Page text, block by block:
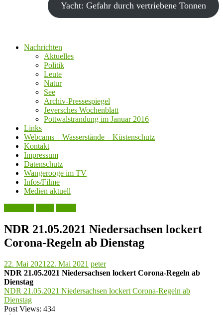
Yacht: Gefahr durch vertriebene Tonnen
Nachrichten
Aktuelles
Politik
Leute
Natur
See
Archiv-Pressespiegel
Jeversches Wochenblatt
Pottwalstrandung im Januar 2016
Links
Webcams – Wasserstände – Küstenschutz
Kontakt
Impressum
Datenschutz
Wangerooge im TV
Infos/Filme
Medien aktuell
NDR 21.05.2021 Niedersachsen lockert
Corona-Regeln ab Dienstag
22. Mai 2021 22. Mai 2021 peter
NDR 21.05.2021 Niedersachsen lockert Corona-Regeln ab
Dienstag
NDR 21.05.2021 Niedersachsen lockert Corona-Regeln ab
Dienstag
Post Views: 434